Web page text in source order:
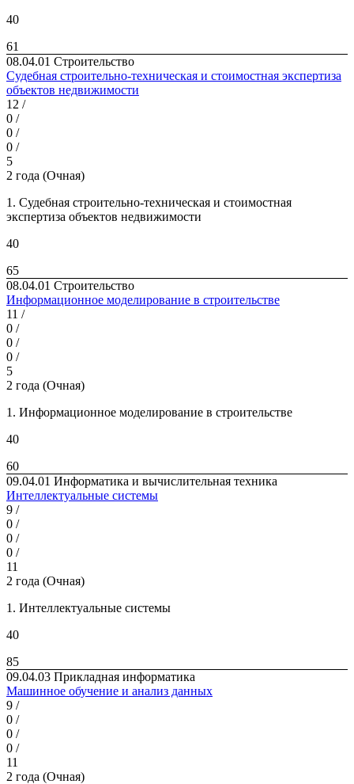
40
61
08.04.01 Строительство
Судебная строительно-техническая и стоимостная экспертиза
объектов недвижимости
12 /
0 /
0 /
0 /
5
2 года (Очная)
1. Судебная строительно-техническая и стоимостная
экспертиза объектов недвижимости
40
65
08.04.01 Строительство
Информационное моделирование в строительстве
11 /
0 /
0 /
0 /
5
2 года (Очная)
1. Информационное моделирование в строительстве
40
60
09.04.01 Информатика и вычислительная техника
Интеллектуальные системы
9 /
0 /
0 /
0 /
11
2 года (Очная)
1. Интеллектуальные системы
40
85
09.04.03 Прикладная информатика
Машинное обучение и анализ данных
9 /
0 /
0 /
0 /
11
2 года (Очная)